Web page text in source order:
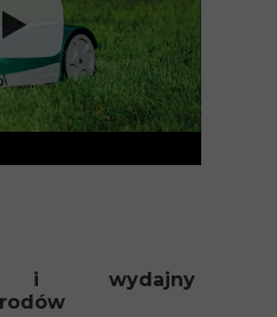
i wydajny